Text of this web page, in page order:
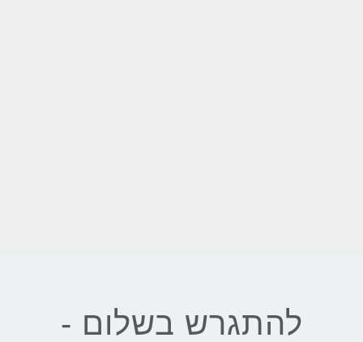
להתגרש בשלום -